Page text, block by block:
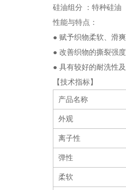
硅油组分 ：特种硅油
性能与特点：
● 赋予织物柔软、滑
● 改善织物的撕裂强度
● 具有较好的耐洗性及
【技术指标】
产品名称
外观
离子性
弹性
柔软